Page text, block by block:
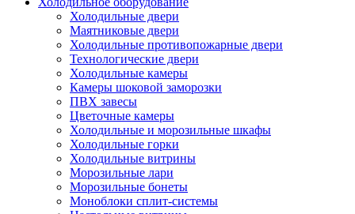
Холодильные двери
Маятниковые двери
Холодильные противопожарные двери
Технологические двери
Холодильные камеры
Камеры шоковой заморозки
ПВХ завесы
Цветочные камеры
Холодильные и морозильные шкафы
Холодильные горки
Холодильные витрины
Морозильные лари
Морозильные бонеты
Моноблоки сплит-системы